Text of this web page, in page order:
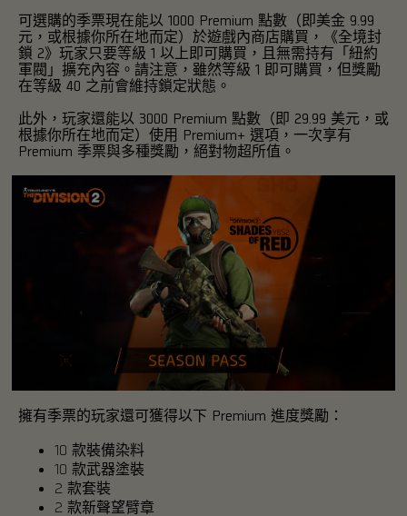
可選購的季票現在能以 1000 Premium 點數（即美金 9.99
元，或根據你所在地而定）於遊戲內商店購買，《全境封
鎖 2》玩家只要等級 1 以上即可購買，且無需持有「紐約
軍閥」擴充內容。請注意，雖然等級 1 即可購買，但獎勵
在等級 40 之前會維持鎖定狀態。
此外，玩家還能以 3000 Premium 點數（即 29.99 美元，或
根據你所在地而定）使用 Premium+ 選項，一次享有
Premium 季票與多種獎勵，絕對物超所值。
擁有季票的玩家還可獲得以下 Premium 進度獎勵：
10 款裝備染料
10 款武器塗裝
2 款套裝
2 款新聲望臂章